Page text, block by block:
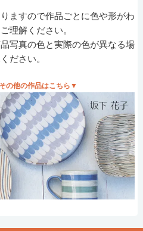
ますので作品ごとに色や形がわ
理解ください。
写真の色と実際の色が異なる場
ださい。
の他の作品はこちら▼